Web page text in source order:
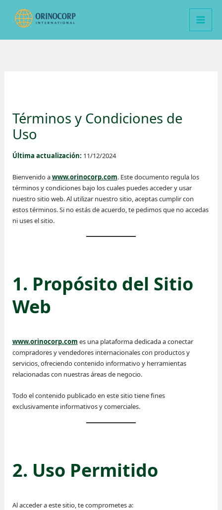
Términos y Condiciones de
Uso
Última actualización: 11/12/2024
Bienvenido awww.orinocorp.com. Este documento regula los
términos y condiciones bajo los cuales puedes acceder y usar
nuestro sitio web. Al utilizar nuestro sitio, aceptas cumplir con
estos términos. Si no estás de acuerdo, te pedimos que no accedas
ni uses el sitio.
1. Propósito del Sitio
Web
www.orinocorp.com es una plataforma dedicada a conectar
compradores y vendedores internacionales con productos y
servicios, ofreciendo contenido informativo y herramientas
relacionadas con nuestras áreas de negocio.
Todo el contenido publicado en este sitio tiene fines
exclusivamente informativos y comerciales.
2. Uso Permitido
Al acceder a este sitio, te comprometes a: